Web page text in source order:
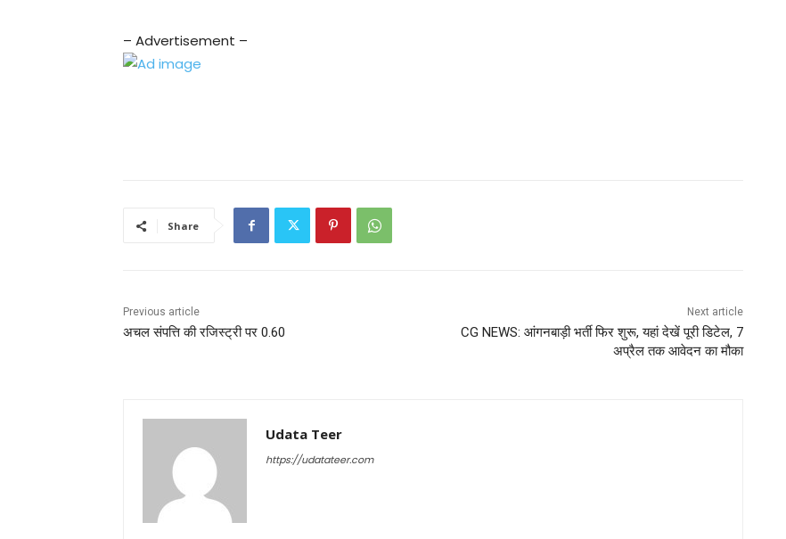
– Advertisement –
Share
Previous article
अचल संपत्ति की रजिस्ट्री पर 0.60
Next article
CG NEWS: आंगनबाड़ी भर्ती फिर शुरू, यहां देखें पूरी डिटेल, 7
अप्रैल तक आवेदन का मौका
Udata Teer
https://udatateer.com